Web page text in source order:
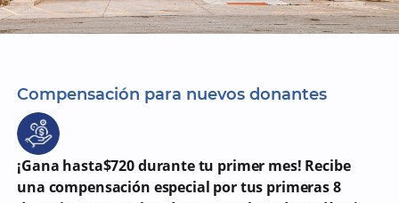
Compensación para nuevos donantes
¡Gana hasta$720 durante tu primer mes! Recibe
una compensación especial por tus primeras 8